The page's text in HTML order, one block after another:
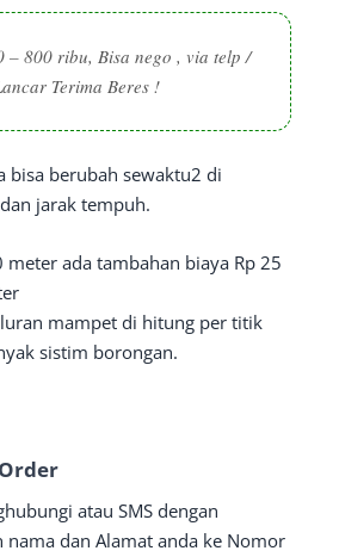
– 800 ribu, Bisa nego , via telp /
Terima Beres !
bisa berubah sewaktu2 di
jarak tempuh.
meter ada tambahan biaya Rp 25
mampet di hitung per titik
sistim borongan.
atau SMS dengan
nama dan Alamat anda ke Nomor